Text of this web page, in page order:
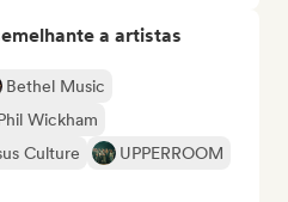
a artistas
Bethel Music
Wickham
Culture
UPPERROOM